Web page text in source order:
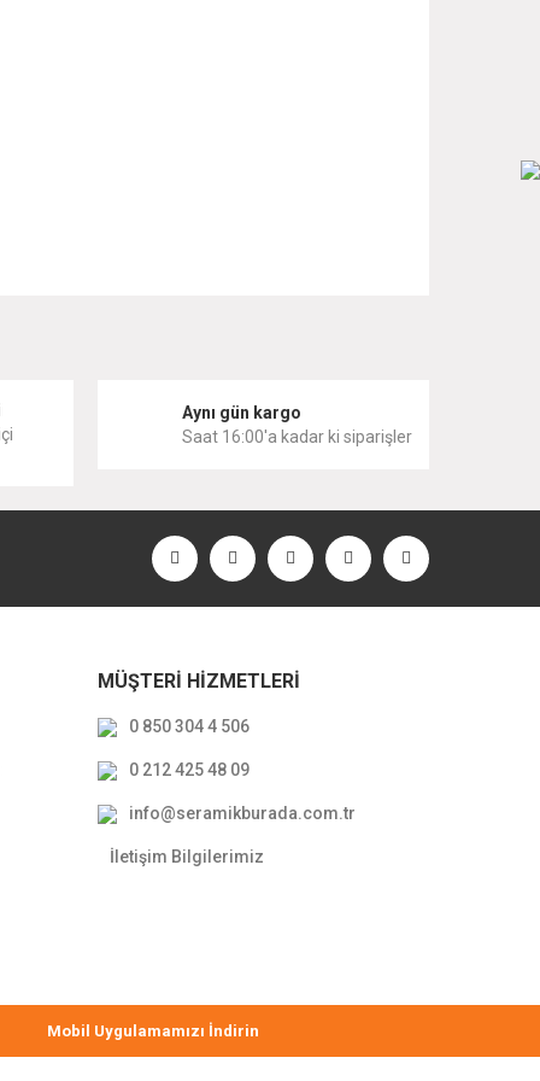
Aynı gün kargo
Saat 16:00'a kadar ki siparişler
MÜŞTERİ HİZMETLERİ
0 850 304 4 506
0 212 425 48 09
info@seramikburada.com.tr
İletişim Bilgilerimiz
Mobil Uygulamamızı İndirin